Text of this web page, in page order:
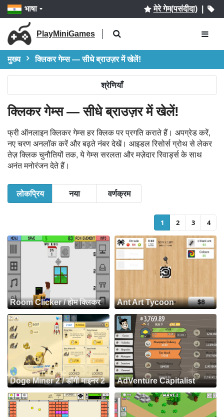
भाषा मेरे गेम(पसंदीदा)|
PlayMiniGames
मुख्य क्लिकर गेम्स — सीधे ब्राउज़र में खेलें!
श्रेणियाँ
क्लिकर गेम्स — सीधे ब्राउज़र में खेलें!
फ्री ऑनलाइन क्लिकर गेम्स हर क्लिक पर प्रगति कराते हैं। अपग्रेड करें,
नए चरण अनलॉक करें और बढ़ते नंबर देखें। आइडल रिसोर्स ग्रोथ से लेकर
तेज़ क्लिक चुनौतियों तक, ये गेम्स सरलता और मज़ेदार रिवार्ड्स के साथ
अनंत मनोरंजन देते हैं।
लोकप्रिय नया वर्णक्रम
1 2 3 4
Room Clicker / होम क्लिकर Ant Art Tycoon
Doge Miner 2 / डॉगी माइनर 2 AdVenture Capitalist